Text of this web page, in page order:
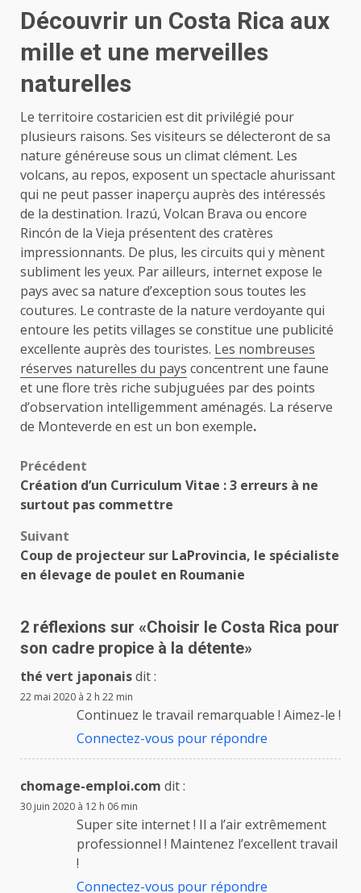
Découvrir un Costa Rica aux
mille et une merveilles
naturelles
Le territoire costaricien est dit privilégié pour
plusieurs raisons. Ses visiteurs se délecteront de sa
nature généreuse sous un climat clément. Les
volcans, au repos, exposent un spectacle ahurissant
qui ne peut passer inaperçu auprès des intéressés
de la destination. Irazú, Volcan Brava ou encore
Rincón de la Vieja présentent des cratères
impressionnants. De plus, les circuits qui y mènent
subliment les yeux. Par ailleurs, internet expose le
pays avec sa nature d’exception sous toutes les
coutures. Le contraste de la nature verdoyante qui
entoure les petits villages se constitue une publicité
excellente auprès des touristes. Les nombreuses
réserves naturelles du pays concentrent une faune
et une flore très riche subjuguées par des points
d’observation intelligemment aménagés. La réserve
de Monteverde en est un bon exemple.
Navigation
d’article
Précédent
Création d’un Curriculum Vitae : 3 erreurs à ne
surtout pas commettre
Suivant
Coup de projecteur sur LaProvincia, le spécialiste
en élevage de poulet en Roumanie
2 réflexions sur «Choisir le Costa Rica pour
son cadre propice à la détente»
thé vert japonaisdit :
22 mai 2020 à 2 h 22 min
Continuez le travail remarquable ! Aimez-le !
Connectez-vous pour répondre
chomage-emploi.com dit :
30 juin 2020 à 12 h 06 min
Super site internet ! Il a l’air extrêmement
professionnel ! Maintenez l’excellent travail
!
Connectez-vous pour répondre